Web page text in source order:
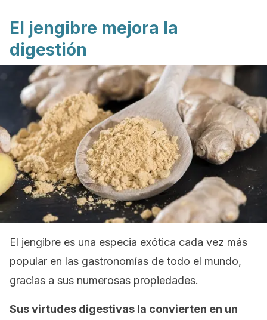
El jengibre mejora la
digestión
El jengibre es una especia exótica cada vez más
popular en las gastronomías de todo el mundo,
gracias a sus numerosas propiedades.
Sus virtudes digestivas la convierten en un